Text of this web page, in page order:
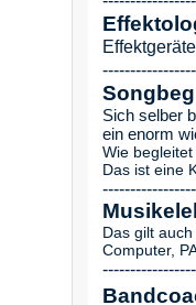
Sich selber
ein enorm
Wie
Das ist eine
Das gilt
Computer,